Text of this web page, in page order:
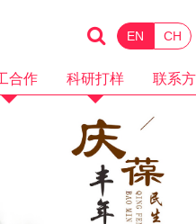
CH
EN
合作 科研打样
微商电商
OEM加工
联系